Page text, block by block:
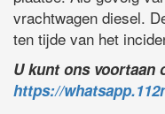
vrachtwagen diesel.
ten tijde van het
U kunt ons voortaan
https://